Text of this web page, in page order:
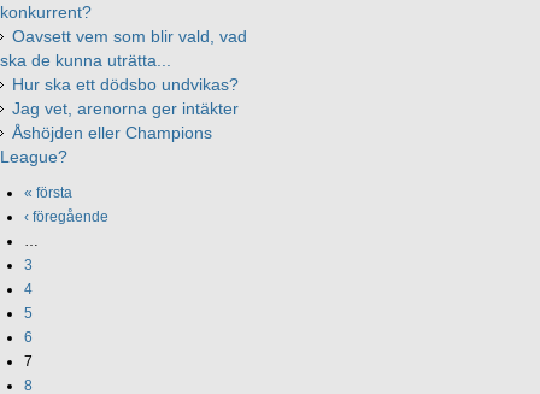
konkurrent?
Oavsett vem som blir vald, vad
ska de kunna uträtta...
Hur ska ett dödsbo undvikas?
Jag vet, arenorna ger intäkter
Åshöjden eller Champions
League?
« första
‹ föregående
3
4
5
6
7
8